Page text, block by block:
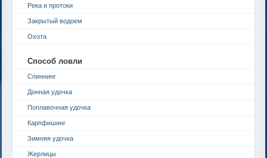
Река и протоки
Закрытый водоем
Охота
Способ ловли
Спиннинг
Донная удочка
Поплавочная удочка
Карпфишинг
Зимняя удочка
Жерлицы